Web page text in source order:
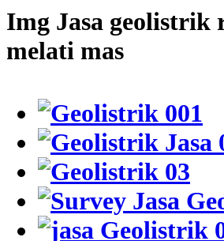
Img Jasa geolistrik
melati mas